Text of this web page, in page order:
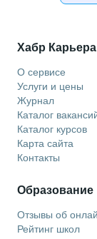
Хабр Карьера
О сервисе
Услуги и цены
Журнал
Каталог
Каталог курсов
Карта сайта
Контакты
Образование
Отзывы об
Рейтинг школ